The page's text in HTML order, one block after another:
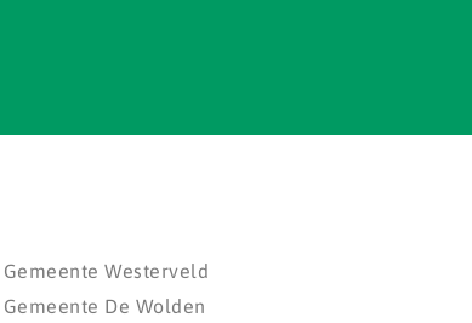
Gemeente Westerveld
Gemeente De Wolden